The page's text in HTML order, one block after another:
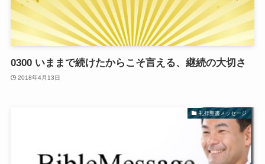
0300 いままで続けたからこそ言える、継続の大切さ
2018年4月13日
礼拝聖書メッセージ